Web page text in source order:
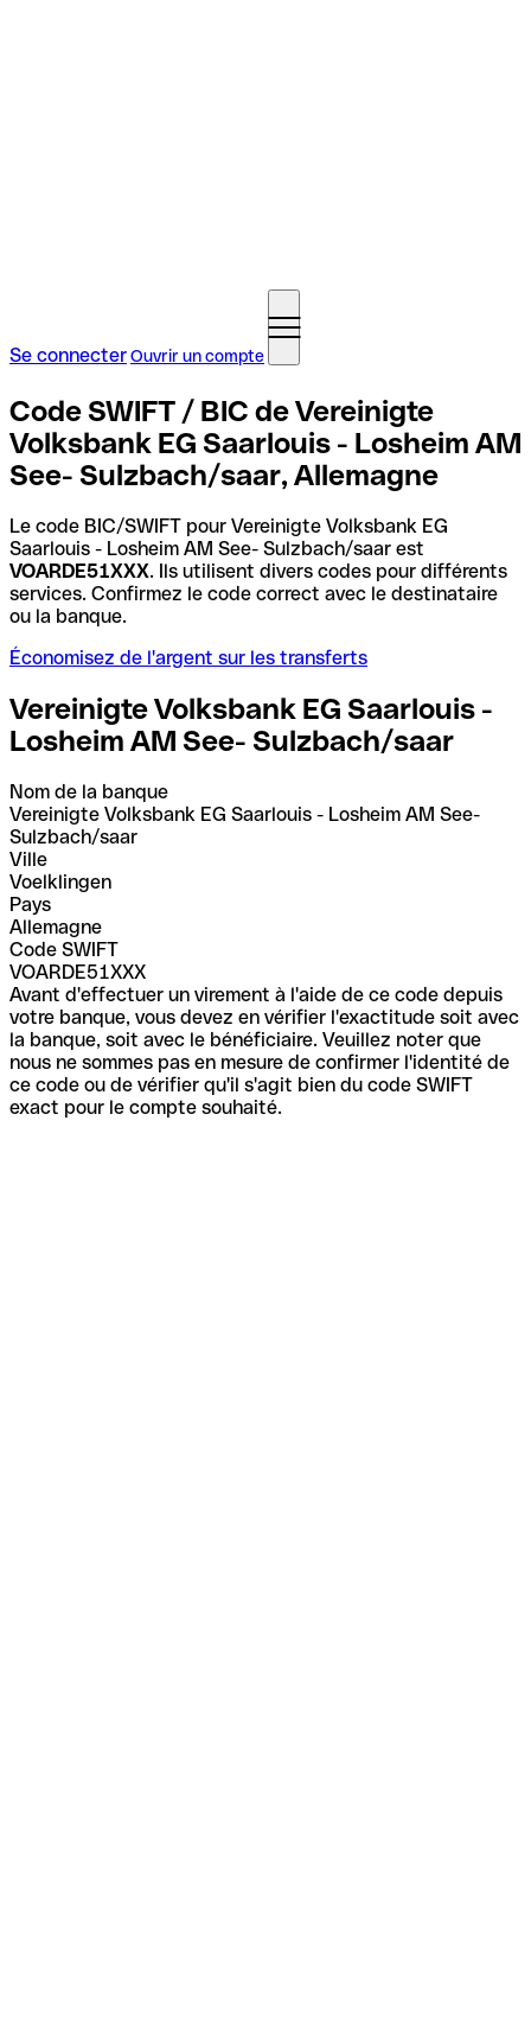
Se connecterOuvrir un compte
Code SWIFT / BIC de Vereinigte
Volksbank EG Saarlouis - Losheim AM
See- Sulzbach/saar, Allemagne
Le code BIC/SWIFT pour Vereinigte Volksbank EG
Saarlouis - Losheim AM See- Sulzbach/saar est
VOARDE51XXX. Ils utilisent divers codes pour différents
services. Confirmez le code correct avec le destinataire
ou la banque.
Économisez de l'argent sur les transferts
Vereinigte Volksbank EG Saarlouis -
Losheim AM See- Sulzbach/saar
Nom de la banque
Vereinigte Volksbank EG Saarlouis - Losheim AM See-
Sulzbach/saar
Ville
Voelklingen
Pays
Allemagne
Code SWIFT
VOARDE51XXX
Avant d'effectuer un virement à l'aide de ce code depuis
votre banque, vous devez en vérifier l'exactitude soit avec
la banque, soit avec le bénéficiaire. Veuillez noter que
nous ne sommes pas en mesure de confirmer l'identité de
ce code ou de vérifier qu'il s'agit bien du code SWIFT
exact pour le compte souhaité.